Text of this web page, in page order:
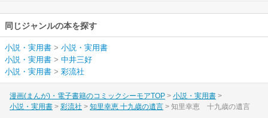
同じジャンルの本を探す
小説・実用書 > 小説・実用書
小説・実用書 > 中井三好
小説・実用書 > 彩流社
漫画(まんが)・電子書籍のコミックシーモアTOP
小説・実用書
小説・実用書
彩流社 知里幸恵 十九歳の遺言 知里幸恵 十九歳の遺言